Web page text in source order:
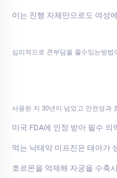
이는 진행 자체만으로도 여성
심리적으로 큰부담을 줄수있는방법
사용된 지 30년이 넘었고 안전성과
미국 FDA에 인정 받아 필수 의
먹는 낙태약 미프진은 태아가
호르몬을 억제해 자궁을 수축